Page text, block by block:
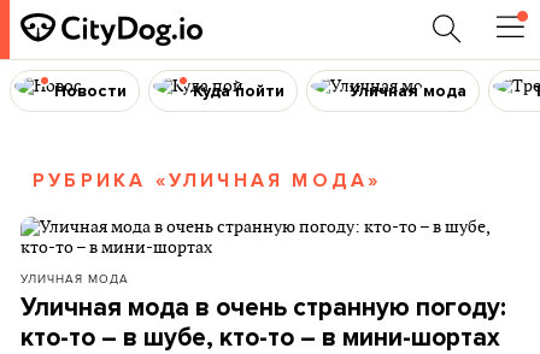
Новости Куда пойти Уличная мода
РУБРИКА «УЛИЧНАЯ МОДА»
УЛИЧНАЯ МОДА
Уличная мода в очень странную погоду:
кто-то – в шубе, кто-то – в мини-шортах